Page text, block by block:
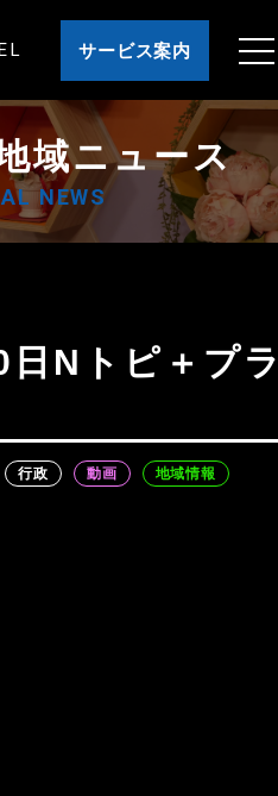
サービス案内
域ニュース
NEWS
行政 動画 地域情報